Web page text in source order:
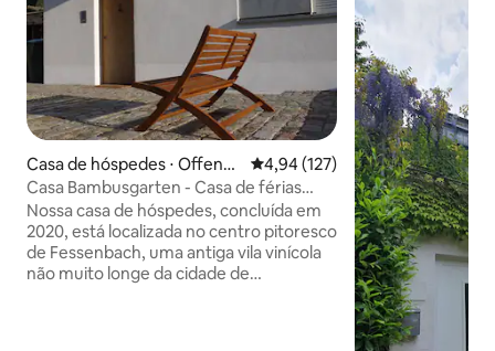
Casa de hóspedes ⋅ Offenb
urg
4,94 de uma avaliação média de
4,94 (127)
Casa Bambusgarten - Casa de férias
com estilo
Nossa casa de hóspedes, concluída em
2020, está localizada no centro pitoresco
de Fessenbach, uma antiga vila vinícola
não muito longe da cidade de